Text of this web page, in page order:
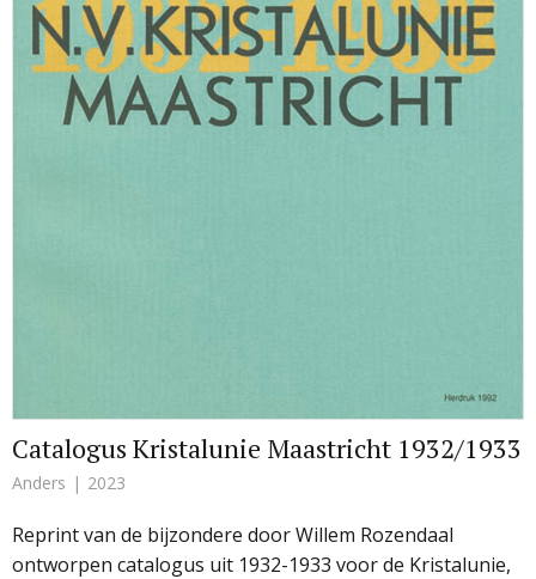
Catalogus Kristalunie Maastricht 1932/1933
Anders 2023
Reprint van de bijzondere door Willem Rozendaal
ontworpen catalogus uit 1932-1933 voor de Kristalunie,